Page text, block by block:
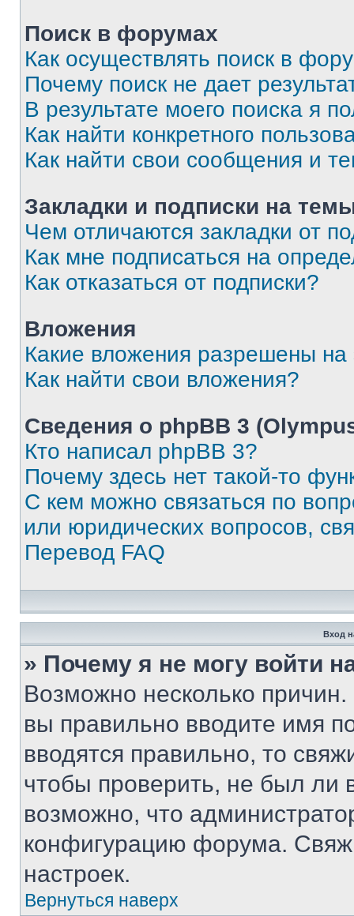
Поиск в форумах
Как осуществлять поиск в
Почему поиск не дает
В результате моего поиска я
Как найти конкретного
Как найти свои сообщения и
Закладки и подписки на
Чем отличаются закладки от
Как мне подписаться на
Как отказаться от подписки?
Вложения
Какие вложения разрешены
Как найти свои вложения?
Сведения о phpBB 3
Кто написал phpBB 3?
Почему здесь нет такой-то
С кем можно связаться по
или юридических вопросов,
Перевод FAQ
Вход
» Почему я не могу войти
Возможно несколько
вы правильно вводите имя
вводятся правильно, то
чтобы проверить, не был ли
возможно, что
конфигурацию форума.
настроек.
Вернуться наверх